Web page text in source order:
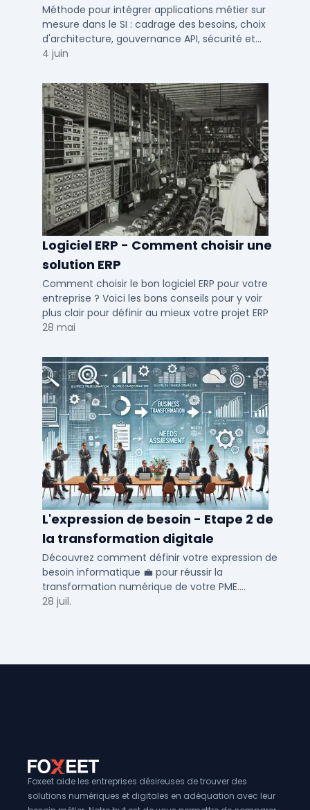
SI ?
Méthode pour intégrer applications métier sur
mesure dans le SI : cadrage des besoins, choix
d'architecture, gouvernance API, sécurité et
conduite du changement.
4 juin
Logiciel ERP - Comment choisir une
solution ERP
Comment choisir le bon logiciel ERP pour votre
entreprise ? Voici les bons conseils pour y voir
plus clair pour définir au mieux votre projet ERP
28 mai
L'expression de besoin - Etape 2 de
la transformation digitale
Découvrez comment définir votre expression de
besoin informatique 💼 pour réussir la
transformation numérique de votre PME.
Optimisez vos processus métiers et RH avec nos
28 juil.
Foxeet aide les entreprises désireuses de trouver des
solutions numériques et digitales en adéquation avec leur